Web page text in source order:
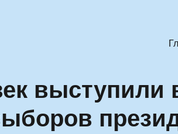
выступили